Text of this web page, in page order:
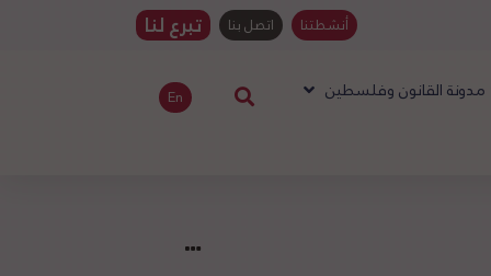
أنشطتنا اتصل بنا تبرع لنا
مدونة القانون وفلسطين En